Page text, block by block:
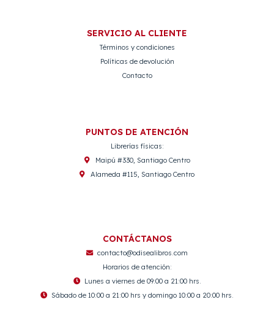
SERVICIO AL CLIENTE
Términos y condiciones
Políticas de devolución
Contacto
PUNTOS DE ATENCIÓN
Librerías físicas:
Maipú #330, Santiago Centro
Alameda #115, Santiago Centro
CONTÁCTANOS
contacto@odisealibros.com
Horarios de atención:
Lunes a viernes de 09:00 a 21:00 hrs.
Sábado de 10:00 a 21:00 hrs y domingo 10:00 a 20:00 hrs.